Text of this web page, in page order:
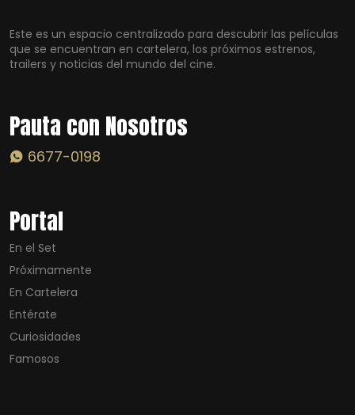
Este es un espacio centralizado para descubrir las películas
que se encuentran en cartelera, los próximos estrenos,
trailers y noticias del mundo del cine.
Pauta con Nosotros
6677-0198
Portal
En el Set
Próximamente
En Cartelera
Entérate
Curiosidades
Famosos